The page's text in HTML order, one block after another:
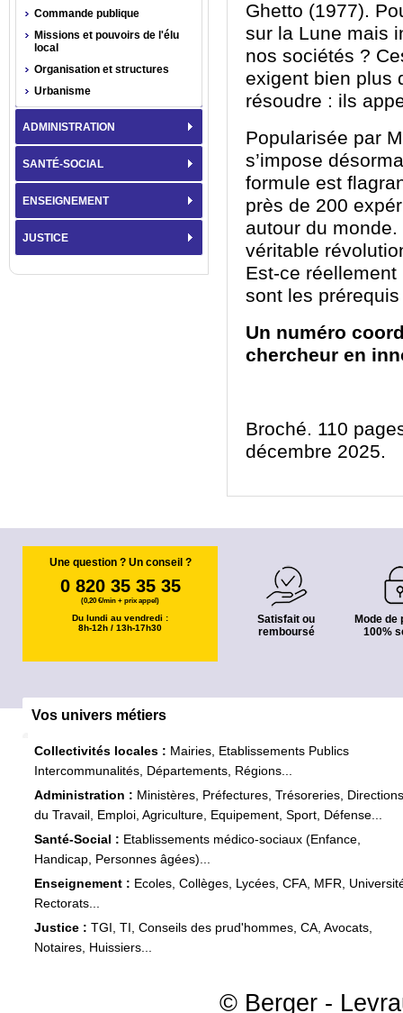
Ghetto (1977).
sur la Lune mais
nos sociétés ?
exigent bien plus
résoudre : ils
Popularisée par
s’impose
formule est
près de 200
autour du
véritable
Est-ce
sont les
Un numéro
chercheur en
Broché. 110
décembre 2025.
Commande publique
Missions et pouvoirs de l'élu
local
Organisation et structures
Urbanisme
ADMINISTRATION
SANTÉ-SOCIAL
ENSEIGNEMENT
JUSTICE
Une question ? Un conseil ?
0 820 35 35 35
(0,20 €/min + prix appel)
Du lundi au vendredi :
8h-12h / 13h-17h30
Satisfait ou
remboursé
Mode de
100%
Vos univers métiers
Collectivités locales : Mairies, Etablissements Publics
Intercommunalités, Départements, Régions...
Administration : Ministères, Préfectures, Trésoreries, Directions
du Travail, Emploi, Agriculture, Equipement, Sport, Défense...
Santé-Social : Etablissements médico-sociaux (Enfance,
Handicap, Personnes âgées)...
Enseignement : Ecoles, Collèges, Lycées, CFA, MFR,
Rectorats...
Justice : TGI, TI, Conseils des prud'hommes, CA, Avocats,
Notaires, Huissiers...
© Berger -